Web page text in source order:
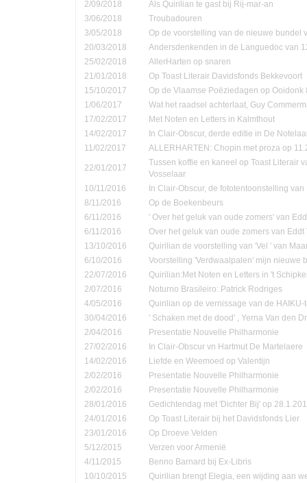
2/09/2018
Als Quirilian te gast bij Rij-mar-an
3/06/2018
Troubadouren
3/05/2018
Op de voorstelling van de nieuwe bundel
20/03/2018
Andersdenkenden in de Languedoc van
25/02/2018
AllerHarten op snaren
21/01/2018
Op Toast Literair Davidsfonds Bekkevoort
15/10/2017
Op de Vlaamse Poëziedagen op
1/06/2017
Wat het raadsel achterlaat, Guy
17/02/2017
Met Noten en Letters in Kalmthout
14/02/2017
In Clair-Obscur, derde editie in De
11/02/2017
ALLERHARTEN: Chopin met proza op
22/01/2017
Tussen koffie en kaneel op Toast Literair
Vosselaar
10/11/2016
In Clair-Obscur, de fototentoonstelling
8/11/2016
Op de Boekenbeurs
6/11/2016
' Over het geluk van oude zomers' van
6/11/2016
Over het geluk van oude zomers van Eddt
13/10/2016
Quirilian de voorstelling van 'Vel ' van
6/10/2016
Voorstelling 'Verdwaalpalen' mijn nieuwe
22/07/2016
Quirilian:Met Noten en Letters in 't
2/07/2016
Noturno Brasileiro: Patrick Rodriges
4/05/2016
Quirilian op de vernissage van de
30/04/2016
' Schaken met de dood' , Yerna Van den
2/04/2016
Presentatie Nouvelle Philharmonie
27/02/2016
In Clair-Obscur vn Hartmut De Martelaere
14/02/2016
Liefde en Weemoed op Valentijn
2/02/2016
Presentatie Nouvelle Philharmonie
2/02/2016
Presentatie Nouvelle Philharmonie
28/01/2016
Gedichtendag met 'Dichter Bij' op
24/01/2016
Op Toast Literair bij het Davidsfonds Lier
23/01/2016
Op Droeve Velden
5/12/2015
Verzen voor Armenië
4/11/2015
Benno Barnard bij Ex-Libris
10/10/2015
Quirilian brengt Elegia, een wijding aan